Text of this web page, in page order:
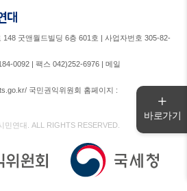
굿앤월드빌딩 6층 601호 | 사업자번호 305-82-
0092 | 팩스 042)252-6976 | 메일
국민권익위원회 홈페이지 :
연대. ALL RIGHTS RESERVED.
바로가기